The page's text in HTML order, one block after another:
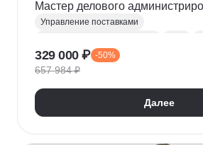
Мастер делового
Professional
Управление поставками
Маркетинговая стратегия
Финансовый менеджмент
Юридические аспекты бизнеса
Бережливое производство
329 000 ₽ -50%
657 984 ₽
Далее